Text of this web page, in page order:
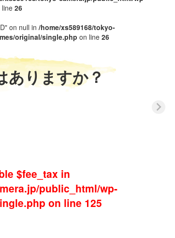
line 26
on null in /home/xs589168/tokyo-
original/single.php on line 26
ありますか？
$fee_tax in
public_html/wp-
on line 125